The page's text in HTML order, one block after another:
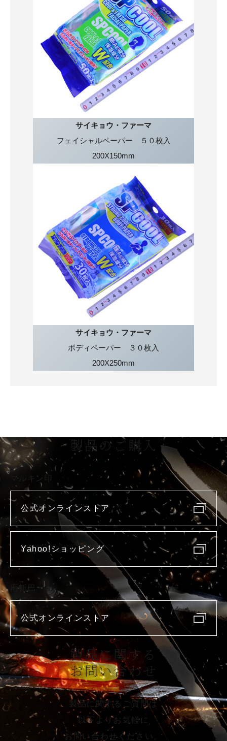
サイキョウ・ファーマ
フェイシャルペーパー ５０枚入
200X150mm
サイキョウ・ファーマ
ボディペーパー ３０枚入
200X250mm
製品のご購入
マルキン印
公式オンラインストア
Yahoo!ショッピング
庖斬巴
公式オンラインストア
製品に関する
お問い合わせ
製品に関するご質問は
以下よりお気軽に
お問い合わせください。